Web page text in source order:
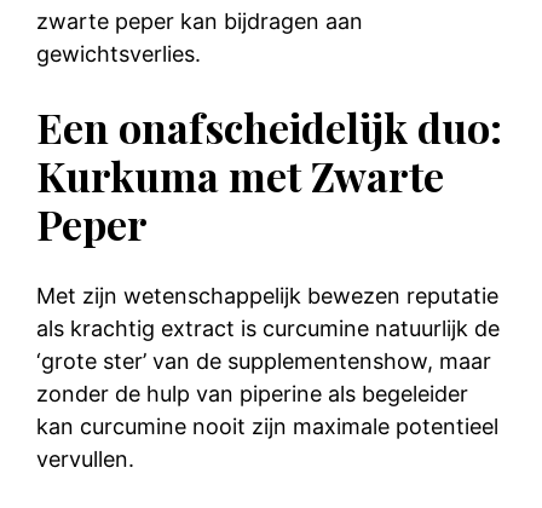
zwarte peper kan bijdragen aan
gewichtsverlies.
Een onafscheidelijk duo:
Kurkuma met Zwarte
Peper
Met zijn wetenschappelijk bewezen reputatie
als krachtig extract is curcumine natuurlijk de
‘grote ster’ van de supplementenshow, maar
zonder de hulp van piperine als begeleider
kan curcumine nooit zijn maximale potentieel
vervullen.